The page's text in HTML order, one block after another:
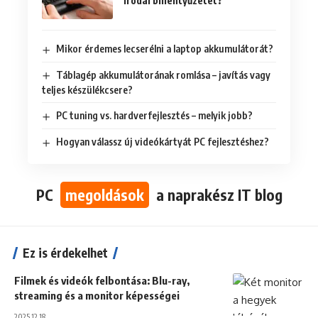
Mikor érdemes lecserélni a laptop akkumulátorát?
Táblagép akkumulátorának romlása – javítás vagy
teljes készülékcsere?
PC tuning vs. hardverfejlesztés – melyik jobb?
Hogyan válassz új videókártyát PC fejlesztéshez?
PC megoldások a naprakész IT blog
Ez is érdekelhet
Filmek és videók felbontása: Blu-ray,
streaming és a monitor képességei